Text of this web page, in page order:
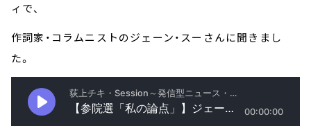
ィで、
作詞家・コラムニストのジェーン・スーさんに聞きまし
た。